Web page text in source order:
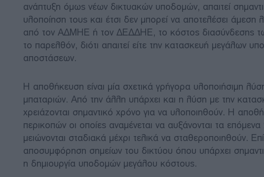
ανάπτυξη όμως νέων δικτυακών υποδομών, απαιτεί
υλοποίηση τους και έτσι δεν μπορεί να αποτελέσει
από τον ΑΔΜΗΕ ή τον ΔΕΔΔΗΕ, το κόστος διασύνδεσης
το παρελθόν, διότι απαιτεί είτε την κατασκευή μεγάλων
αποστάσεων.
Η αποθήκευση είναι μία σχετικά γρήγορα υλοποιήσιμη
μπαταριών. Από την άλλη υπάρχει και η λύση με την
χρειάζονται σημαντικό χρόνο για να υλοποιηθούν. Η
περικοπών οι οποίες αναμένεται να αυξάνονται τα
μειώνονται σταδιακά μέχρι τελικά να σταθεροποιηθούν.
αποσυμφόρηση σημείων του δικτύου όπου υπάρχει
η δημιουργία υποδομών μεγάλου κόστους.